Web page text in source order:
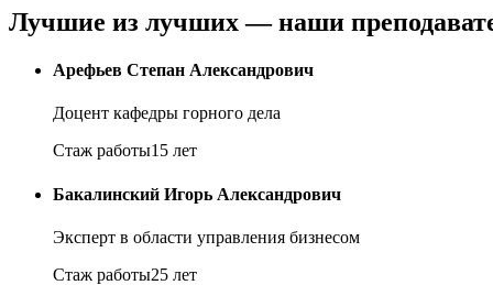
Лучшие из лучших — наши
Арефьев Степан Александрович
Доцент кафедры горного дела
Стаж работы15 лет
Бакалинский Игорь Александрович
Эксперт в области управления бизнесом
Стаж работы25 лет